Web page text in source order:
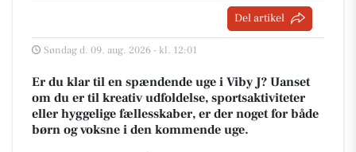
Del artikel
Søndag d. 09. aug. 2026 - kl. 12:01
Er du klar til en spændende uge i Viby J? Uanset
om du er til kreativ udfoldelse, sportsaktiviteter
eller hyggelige fællesskaber, er der noget for både
børn og voksne i den kommende uge.